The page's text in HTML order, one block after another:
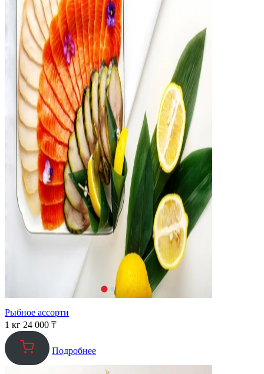
Рыбное ассорти
1 кг 24 000 ₸
Подробнее